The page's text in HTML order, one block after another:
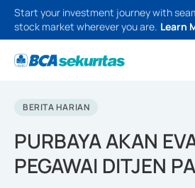
Start your investment journey with
stock market wherever you are. Learn
BERITA HARIAN
PURBAYA AKAN
PEGAWAI DITJEN